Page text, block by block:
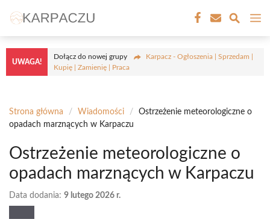
treści
UWAGA!
Dołącz do nowej grupy
Karpacz - Ogłoszenia | Sprzedam |
Kupię | Zamienię | Praca
Strona główna / Wiadomości /
Ostrzeżenie meteorologiczne o
opadach marznących w Karpaczu
Ostrzeżenie meteorologiczne o
opadach marznących w Karpaczu
Data dodania: 9 lutego 2026 r.